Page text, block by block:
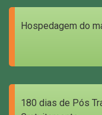
Hospedagem do
180 dias de Pós